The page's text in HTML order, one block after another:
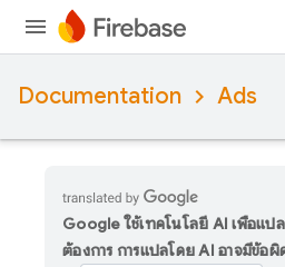
Documentation Ads
Google ใช้เทคโนโลยี AI เพื่อแป
ต้องการ การแปลโดย AI อาจมีข้อผิ